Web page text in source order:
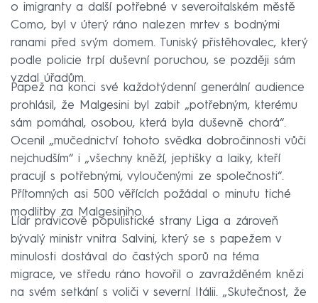
o imigranty a další potřebné v severoitalském městě
Como, byl v úterý ráno nalezen mrtev s bodnými
ranami před svým domem. Tuniský přistěhovalec, který
podle policie trpí duševní poruchou, se později sám
vzdal úřadům.
Papež na konci své každotýdenní generální audience
prohlásil, že Malgesini byl zabit „potřebným, kterému
sám pomáhal, osobou, která byla duševně chorá“.
Ocenil „mučednictví tohoto svědka dobročinnosti vůči
nejchudším“ i „všechny kněží, jeptišky a laiky, kteří
pracují s potřebnými, vyloučenými ze společnosti“.
Přítomných asi 500 věřících požádal o minutu tiché
modlitby za Malgesiniho.
Lídr pravicově populistické strany Liga a zároveň
bývalý ministr vnitra Salvini, který se s papežem v
minulosti dostával do častých sporů na téma
migrace, ve středu ráno hovořil o zavražděném knězi
na svém setkání s voliči v severní Itálii. „Skutečnost, že